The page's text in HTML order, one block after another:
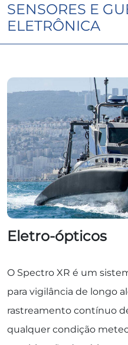
SENSORES E
ELETRÔNICA
Eletro-ópticos
O Spectro XR é um
para vigilância de longo
rastreamento contínuo
qualquer condição